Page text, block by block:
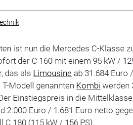
ist nun die Mercedes C-Klasse
der C 160 mit einem 95 kW /
das als Limousine ab 31.684 Euro
Modell genannten Kombi werden
Einstiegspreis in die
2.000 Euro / 1.681 Euro netto
180 (115 kW / 156 PS).